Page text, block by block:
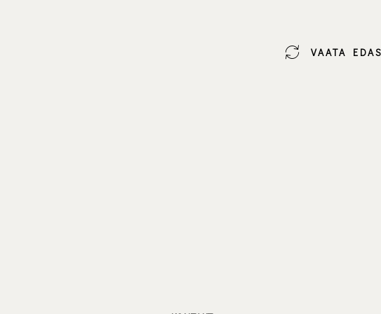
VAATA